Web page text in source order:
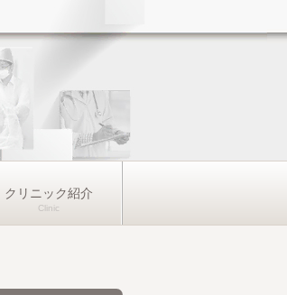
クリニック紹介